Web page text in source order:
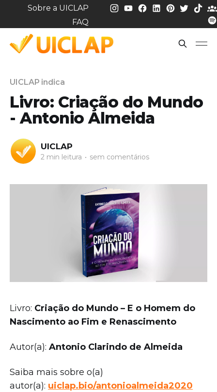
Sobre a UICLAP
FAQ
UICLAP indica
Livro: Criação do Mundo
- Antonio Almeida
UICLAP
2 min leitura • sem comentários
Livro: Criação do Mundo – E o Homem do
Nascimento ao Fim e Renascimento
Autor(a): Antonio Clarindo de Almeida
Saiba mais sobre o(a)
autor(a): uiclap.bio/antonioalmeida2020